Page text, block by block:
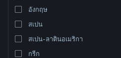
อังกฤษ
สเปน
สเปน-ลาตินอเมริกา
กรีก